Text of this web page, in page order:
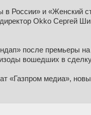
России» и «Женский
Okko Сергей
после премьеры
вошедших в
«Газпром медиа»,